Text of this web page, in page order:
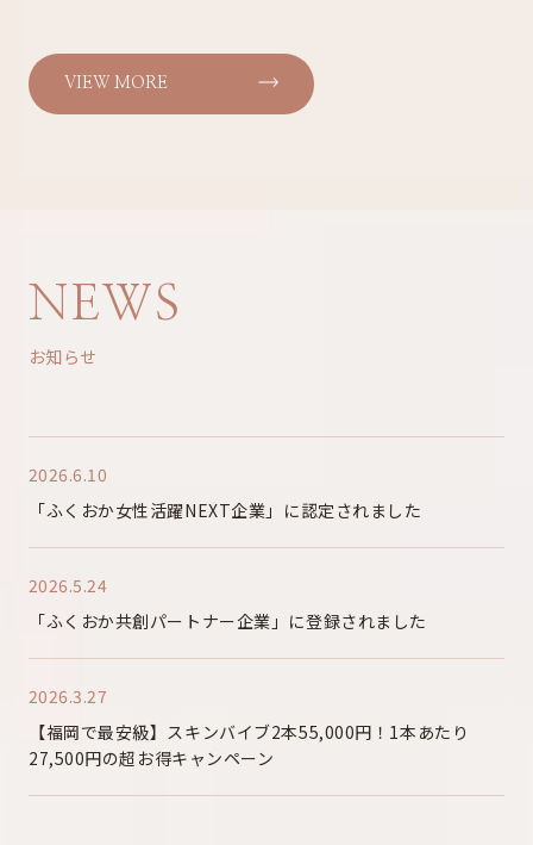
VIEW MORE
NEWS
お知らせ
2026.6.10
「ふくおか女性活躍NEXT企業」に認定されました
2026.5.24
「ふくおか共創パートナー企業」に登録されました
2026.3.27
【福岡で最安級】スキンバイブ2本55,000円！1本あたり
27,500円の超お得キャンペーン